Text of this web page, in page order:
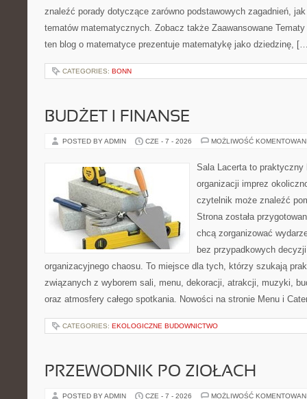
znaleźć porady dotyczące zarówno podstawowych zagadnień,
tematów matematycznych. Zobacz także Zaawansowane
ten blog o matematyce prezentuje matematykę jako dziedzinę,
CATEGORIES: BONN
BUDŻET I FINANSE
POSTED BY ADMIN CZE - 7 - 2026 MOŻLIWOŚĆ
Sala Lacerta to praktyczny
organizacji imprez
czytelnik może znaleźć
Strona została
chcą zorganizować
bez przypadkowych
organizacyjnego chaosu. To miejsce dla tych, którzy szukają
związanych z wyborem sali, menu, dekoracji, atrakcji, muzyki,
oraz atmosfery całego spotkania. Nowości na stronie Menu i
CATEGORIES: EKOLOGICZNE BUDOWNICTWO
PRZEWODNIK PO ZIOŁACH
POSTED BY ADMIN CZE - 7 - 2026 MOŻLIWOŚĆ